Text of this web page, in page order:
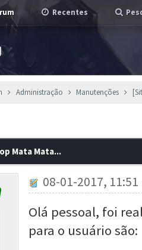
Recentes
Administração Manutenções
Mata Mata...
08-01-2017, 11:51
Olá pessoal, foi
para o usuário são: